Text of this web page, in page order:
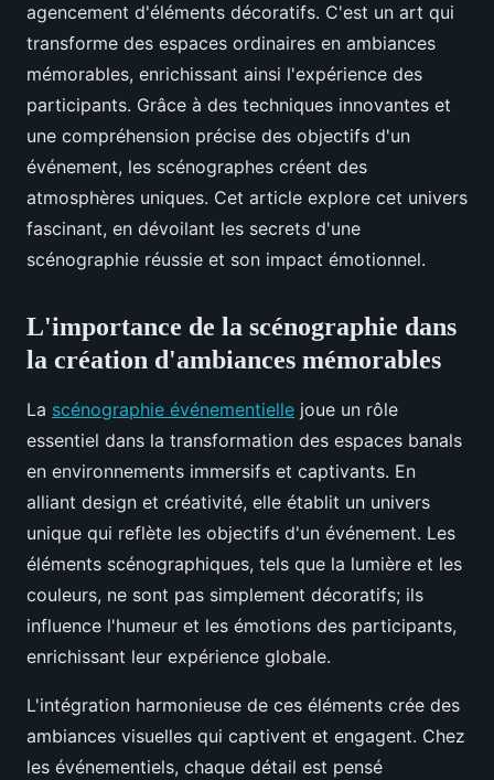
agencement d'éléments décoratifs. C'est un art qui
transforme des espaces ordinaires en ambiances
mémorables, enrichissant ainsi l'expérience des
participants. Grâce à des techniques innovantes et
une compréhension précise des objectifs d'un
événement, les scénographes créent des
atmosphères uniques. Cet article explore cet univers
fascinant, en dévoilant les secrets d'une
scénographie réussie et son impact émotionnel.
L'importance de la scénographie dans
la création d'ambiances mémorables
La scénographie événementielle joue un rôle
essentiel dans la transformation des espaces banals
en environnements immersifs et captivants. En
alliant design et créativité, elle établit un univers
unique qui reflète les objectifs d'un événement. Les
éléments scénographiques, tels que la lumière et les
couleurs, ne sont pas simplement décoratifs; ils
influence l'humeur et les émotions des participants,
enrichissant leur expérience globale.
L'intégration harmonieuse de ces éléments crée des
ambiances visuelles qui captivent et engagent. Chez
les événementiels, chaque détail est pensé